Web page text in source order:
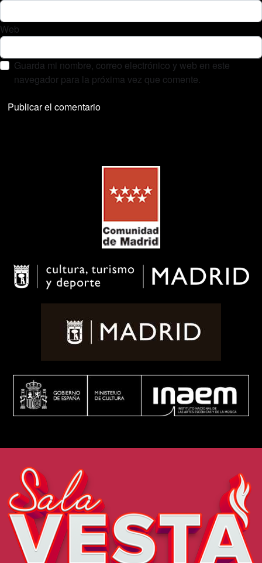
Web
Guarda mi nombre, correo electrónico y web en este
navegador para la próxima vez que comente.